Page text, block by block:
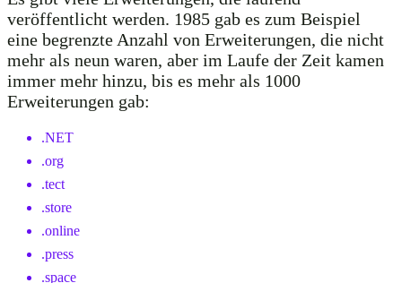
veröffentlicht werden. 1985 gab es zum Beispiel
eine begrenzte Anzahl von Erweiterungen, die nicht
mehr als neun waren, aber im Laufe der Zeit kamen
immer mehr hinzu, bis es mehr als 1000
Erweiterungen gab:
.NET
.org
.tect
.store
.online
.press
.space